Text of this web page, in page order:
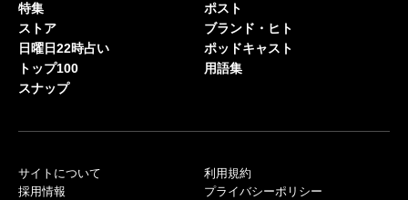
特集
ストア
日曜日22時占い
トップ100
スナップ
ポスト
ブランド・ヒト
ポッドキャスト
用語集
サイトについて
採用情報
利用規約
プライバシーポリシー